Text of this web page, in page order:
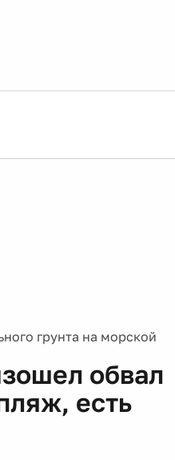
грунта на морской
обвал
есть